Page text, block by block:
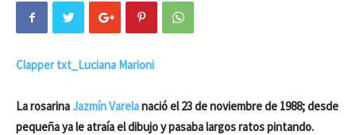
Clapper txt_Luciana Marioni
La rosarinaJazmín Varelanació el 23 de noviembre de 1988; desde
pequeña ya le atraía el dibujo y pasaba largos ratos pintando.